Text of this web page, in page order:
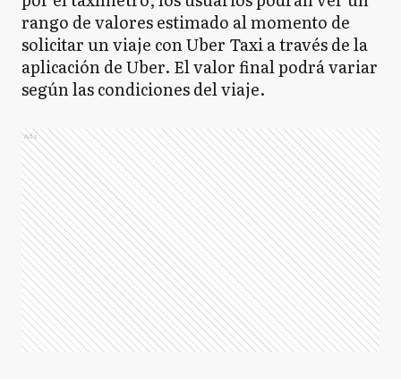
rango de valores estimado al momento de
solicitar un viaje con Uber Taxi a través de la
aplicación de Uber. El valor final podrá variar
según las condiciones del viaje.
Ads